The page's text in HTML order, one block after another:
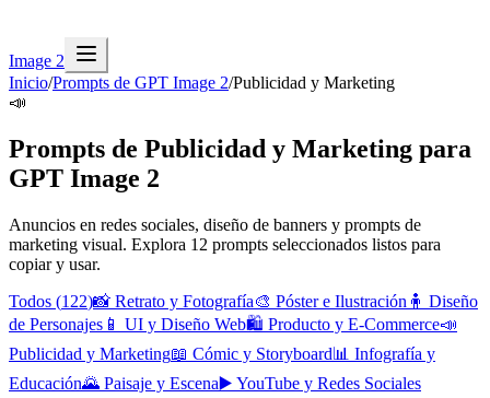
Image 2
Inicio/Prompts de GPT Image 2/Publicidad y Marketing
📣
Prompts de Publicidad y Marketing para
GPT Image 2
Anuncios en redes sociales, diseño de banners y prompts de
marketing visual. Explora 12 prompts seleccionados listos para
copiar y usar.
Todos (122)📸 Retrato y Fotografía🎨 Póster e Ilustración 🧍 Diseño
de Personajes 📱 UI y Diseño Web🛍️ Producto y E-Commerce📣
Publicidad y Marketing📖 Cómic y Storyboard📊 Infografía y
Educación🌄 Paisaje y Escena▶️ YouTube y Redes Sociales